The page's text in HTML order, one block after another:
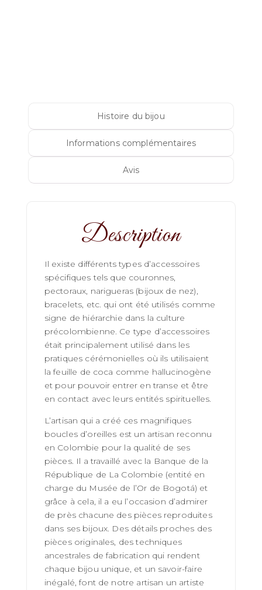
Histoire du bijou
Informations complémentaires
Avis
Description
Il existe différents types d’accessoires
spécifiques tels que couronnes,
pectoraux, narigueras (bijoux de nez),
bracelets, etc. qui ont été utilisés comme
signe de hiérarchie dans la culture
précolombienne. Ce type d’accessoires
était principalement utilisé dans les
pratiques cérémonielles où ils utilisaient
la feuille de coca comme hallucinogène
et pour pouvoir entrer en transe et être
en contact avec leurs entités spirituelles.
L’artisan qui a créé ces magnifiques
boucles d’oreilles est un artisan reconnu
en Colombie pour la qualité de ses
pièces. Il a travaillé avec la Banque de la
République de La Colombie (entité en
charge du Musée de l’Or de Bogotá) et
grâce à cela, il a eu l’occasion d’admirer
de près chacune des pièces reproduites
dans ses bijoux. Des détails proches des
pièces originales, des techniques
ancestrales de fabrication qui rendent
chaque bijou unique, et un savoir-faire
inégalé, font de notre artisan un artiste